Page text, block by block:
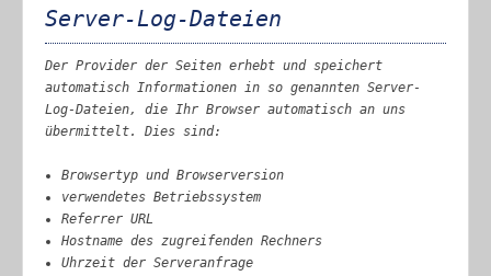
Server-Log-Dateien
Der Provider der Seiten erhebt und speichert
automatisch Informationen in so genannten Server-
Log-Dateien, die Ihr Browser automatisch an uns
übermittelt. Dies sind:
Browsertyp und Browserversion
verwendetes Betriebssystem
Referrer URL
Hostname des zugreifenden Rechners
Uhrzeit der Serveranfrage